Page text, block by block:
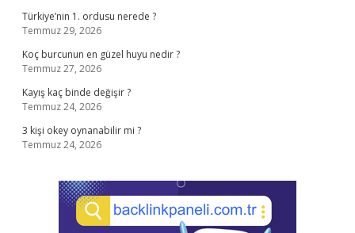
Türkiye’nin 1. ordusu nerede ?
Temmuz 29, 2026
Koç burcunun en güzel huyu nedir ?
Temmuz 27, 2026
Kayış kaç binde değişir ?
Temmuz 24, 2026
3 kişi okey oynanabilir mi ?
Temmuz 24, 2026